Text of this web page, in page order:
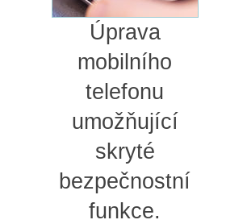
Úprava
mobilního
telefonu
umožňující
skryté
bezpečnostní
funkce.